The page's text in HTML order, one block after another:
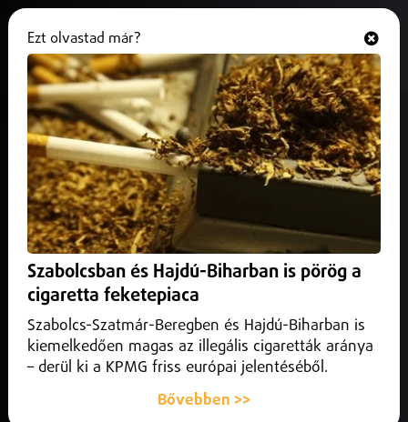
Felpörögtek a munkák az M49-
esen
2025. november 05.Szabolcs-Szatmár-Bereg vármegye
Felpörögtek a munkák az M49-es gyorsforgalmi úton,
Ezt olvastad már?
Szabolcsban és Hajdú-Biharban is pörög a
cigaretta feketepiaca
Szabolcs-Szatmár-Beregben és Hajdú-Biharban is
kiemelkedően magas az illegális cigaretták aránya
– derül ki a KPMG friss európai jelentéséből.
Bővebben >>